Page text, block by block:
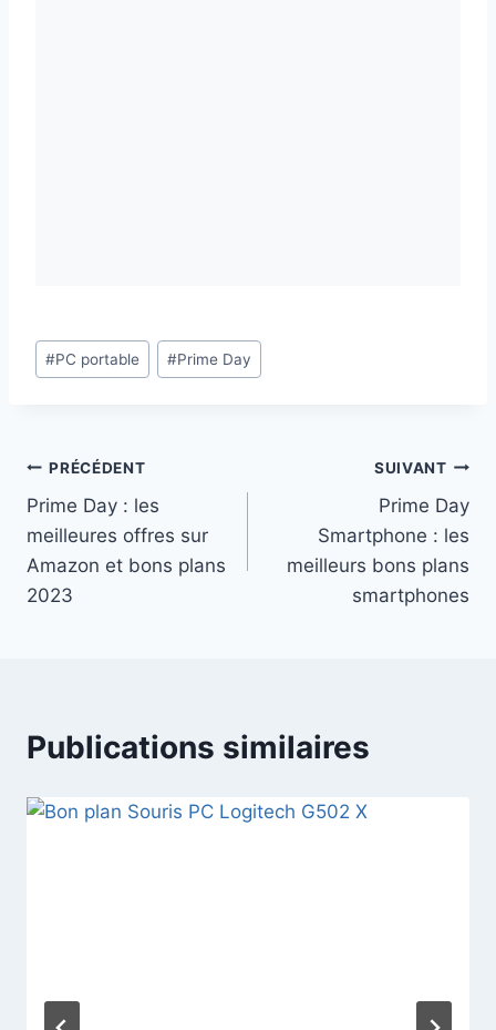
Étiquettes
de
#PC portable #Prime Day
Navigation
de
l’article
PRÉCÉDENT
Prime Day : les
meilleures offres sur
Amazon et bons plans
2023
SUIVANT
Prime Day
Smartphone : les
meilleurs bons plans
smartphones
Publications similaires